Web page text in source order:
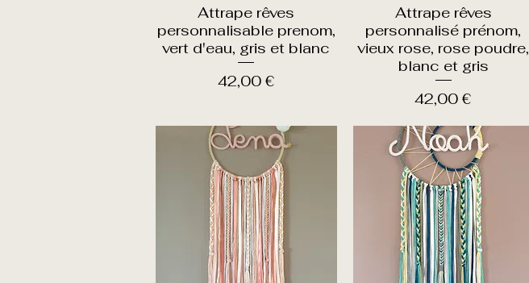
Aperçu rapide
Attrape rêves
personnalisable prenom,
vert d'eau, gris et blanc
Prix
42,00 €
Aperçu rapide
Attrape rêves
personnalisé prénom,
vieux rose, rose poudre,
blanc et gris
Prix
42,00 €